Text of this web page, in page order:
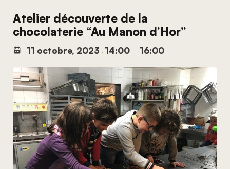
Atelier découverte de la
chocolaterie “Au Manon d’Hor”
11 octobre, 2023 , 14:00 – 16:00